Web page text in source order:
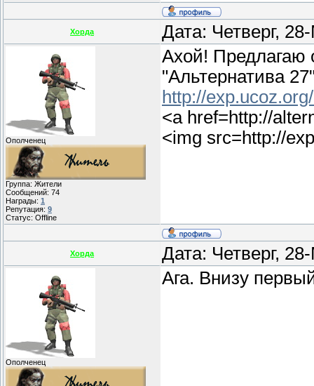
Хорда Дата: Четверг,
Ополченец
Группа: Жители
Сообщений: 74
Награды: 1
Репутация: 9
Статус: Offline
Ахой! Предлагаю
"Альтернатива
http://
<a href=http://
<img src=http://
Хорда Дата: Четверг,
Ополченец
Ага. Внизу